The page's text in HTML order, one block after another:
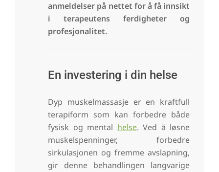
anmeldelser på nettet for å få innsikt
i terapeutens ferdigheter og
profesjonalitet.
En investering i din helse
Dyp muskelmassasje er en kraftfull
terapiform som kan forbedre både
fysisk og mental helse. Ved å løsne
muskelspenninger, forbedre
sirkulasjonen og fremme avslapning,
gir denne behandlingen langvarige